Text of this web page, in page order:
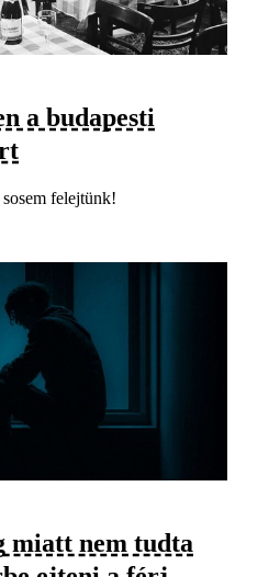
a budapesti
felejtünk!
miatt nem tudta